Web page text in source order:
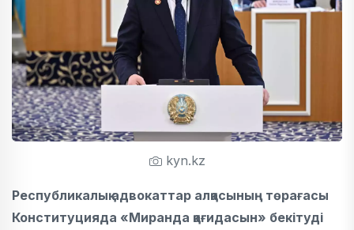
kyn.kz
Республикалық адвокаттар алқасының төрағасы
Конституцияда «Миранда қағидасын» бекітуді